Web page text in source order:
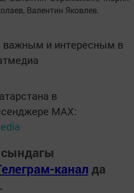
Валентин Яковлев.
и интересным в
в
MАХ:
канал да